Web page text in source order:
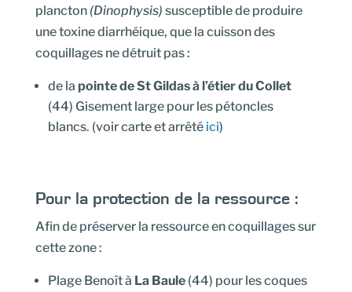
plancton (Dinophysis) susceptible de produire
une toxine diarrhéique, que la cuisson des
coquillages ne détruit pas :
de la pointe de St Gildas à l’étier du Collet
(44) Gisement large pour les pétoncles
blancs. (voir carte et arrêté ici)
Pour la protection de la ressource :
Afin de préserver la ressource en coquillages sur
cette zone :
Plage Benoît à La Baule(44) pour les coques